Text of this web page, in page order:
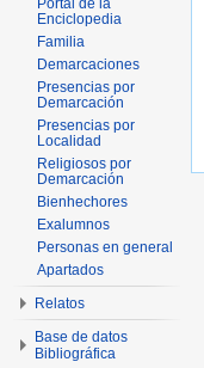
Portal de la
Enciclopedia
Familia
Demarcaciones
Presencias por
Demarcación
Presencias por
Localidad
Religiosos por
Demarcación
Bienhechores
Exalumnos
Personas en general
Apartados
Relatos
Base de datos
Bibliográfica